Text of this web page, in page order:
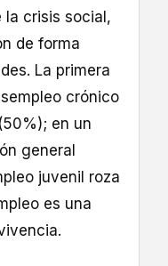
la crisis social,
de forma
La primera
crónico
en un
general
juvenil roza
es una